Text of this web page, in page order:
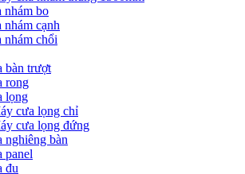
nhám bo
nhám cạnh
nhám chổi
bàn trượt
rong
lọng
cưa lọng chỉ
cưa lọng đứng
nghiêng bàn
panel
đu